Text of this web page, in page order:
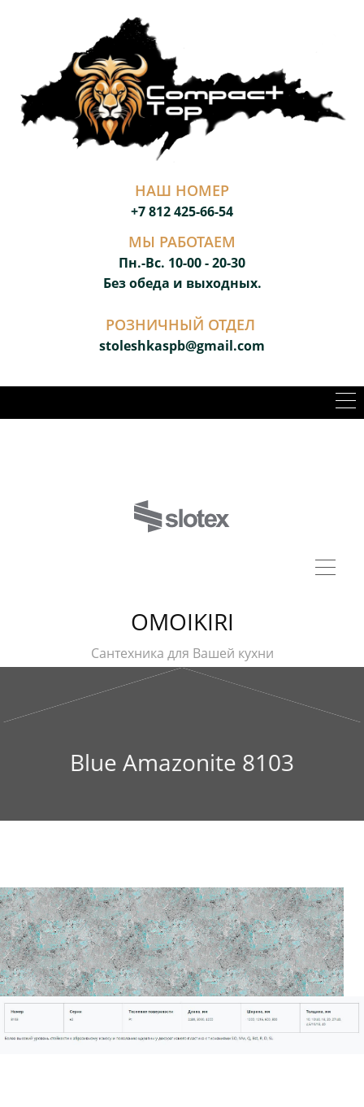
НАШ НОМЕР
+7 812 425-66-54
МЫ РАБОТАЕМ
Пн.-Вс. 10-00 - 20-30
Без обеда и выходных.
РОЗНИЧНЫЙ ОТДЕЛ
stoleshkaspb@gmail.com
OMOIKIRI
Сантехника для Вашей кухни
Blue Amazonite 8103